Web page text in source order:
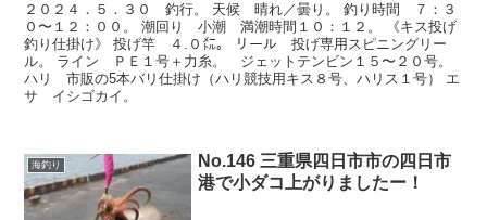
２０２４．５．３０ 釣行。 天候 晴れ／曇り。 釣り時間 ７：３
０〜１２：００。 潮回り 小潮 満潮時間１０：１２。 《キス投げ
釣り仕掛け》 投げ竿 ４.０㍍。 リール 投げ専用スピニングリー
ル。 ライン ＰＥ１号＋力糸。 ジェットテンビン１５〜２０号。
ハリ 市販の5本バリ仕掛け（ハリ競技用キス８号、ハリス１号） エ
サ イシゴカイ。
海釣り
No.146 三重県四日市市の四日市
港で小ダコ上がりましたー！